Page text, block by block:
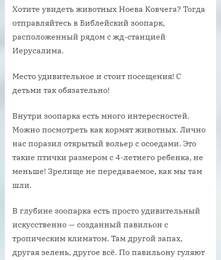
Хотите увидеть животных Ноева Ковчега? Тогда
отправляйтесь в Библейский зоопарк,
расположенный рядом с жд-станцией
Иерусалима.
Место удивительное и стоит посещения! С
детьми так обязательно!
Внутри зоопарка есть много интересностей.
Можно посмотреть как кормят животных. Лично
нас поразил открытый вольер с осоедами. Это
такие птички размером с 4-летнего ребенка, не
меньше! Зрелище не передаваемое, как мы там
шли.
В глубине зоопарка есть просто удивительный
искусственно — созданный павильон с
тропическим климатом. Там другой запах,
другая зелень, другое всё. По павильону гуляют